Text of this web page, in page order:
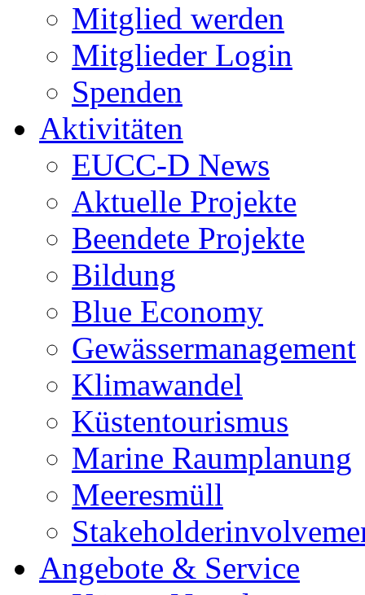
Mitglied werden
Mitglieder Login
Spenden
Aktivitäten
EUCC-D News
Aktuelle Projekte
Beendete Projekte
Bildung
Blue Economy
Gewässermanagement
Klimawandel
Küstentourismus
Marine Raumplanung
Meeresmüll
Angebote & Service